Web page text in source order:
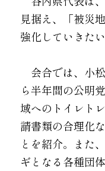
見据え、「被災
強化していきた
会合では、小
ら半年間の公明
域へのトイレト
請書類の合理化
とを紹介。また
ギとなる各種団